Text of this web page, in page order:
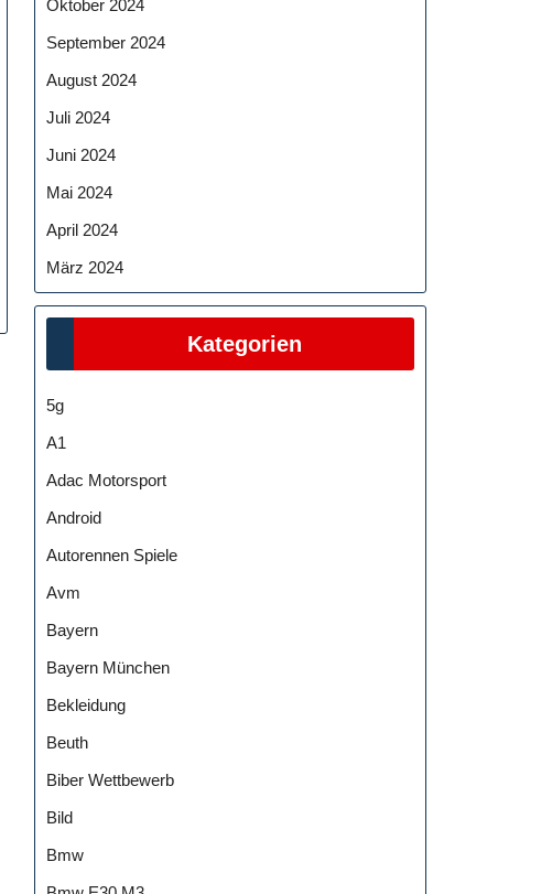
Oktober 2024
September 2024
August 2024
Juli 2024
Juni 2024
Mai 2024
April 2024
März 2024
Kategorien
5g
A1
Adac Motorsport
Android
Autorennen Spiele
Avm
Bayern
Bayern München
Bekleidung
Beuth
Biber Wettbewerb
Bild
Bmw